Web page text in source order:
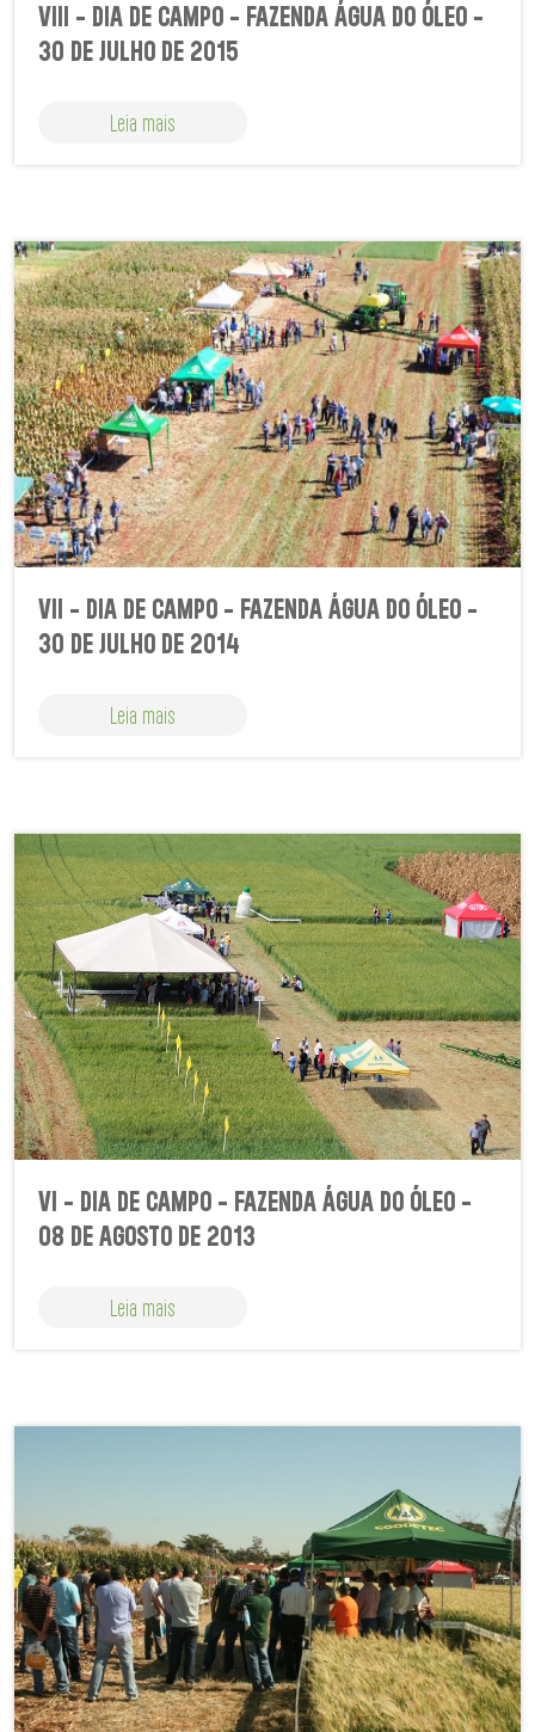
VIII - DIA DE CAMPO - FAZENDA ÁGUA DO ÓLEO -
30 DE JULHO DE 2015
Leia mais
VII - DIA DE CAMPO - FAZENDA ÁGUA DO ÓLEO -
30 DE JULHO DE 2014
Leia mais
VI - DIA DE CAMPO - FAZENDA ÁGUA DO ÓLEO -
08 DE AGOSTO DE 2013
Leia mais